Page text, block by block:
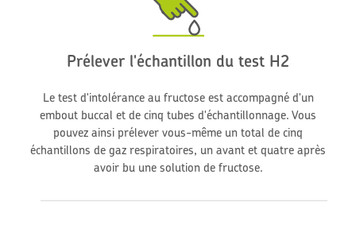
Prélever l'échantillon du test H2
Le test d'intolérance au fructose est accompagné d'un
embout buccal et de cinq tubes d'échantillonnage. Vous
pouvez ainsi prélever vous-même un total de cinq
échantillons de gaz respiratoires, un avant et quatre après
avoir bu une solution de fructose.